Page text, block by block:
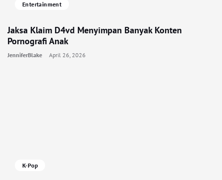
Entertainment
Jaksa Klaim D4vd Menyimpan Banyak Konten
Pornografi Anak
JenniferBlake April 26, 2026
K-Pop